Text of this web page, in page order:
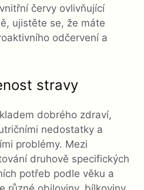
červy ovlivňující
ujistěte se, že máte
odčervení a
stravy
dobrého zdraví,
nedostatky a
problémy. Mezi
druhově specifických
potřeb podle věku a